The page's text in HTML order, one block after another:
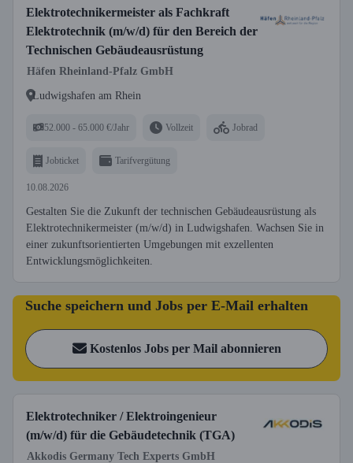
Elektrotechnikermeister als Fachkraft
Elektrotechnik (m/w/d) für den Bereich der
Technischen Gebäudeausrüstung
Häfen Rheinland-Pfalz GmbH
Ludwigshafen am Rhein
52.000 - 65.000 €/Jahr Vollzeit Jobrad
Jobticket Tarifvergütung
10.08.2026
Gestalten Sie die Zukunft der technischen Gebäudeausrüstung als
Elektrotechnikermeister (m/w/d) in Ludwigshafen. Wachsen Sie in
einer zukunftsorientierten Umgebungen mit exzellenten
Entwicklungsmöglichkeiten.
Suche speichern und Jobs per E-Mail erhalten
Kostenlos Jobs per Mail abonnieren
Elektrotechniker / Elektroingenieur
(m/w/d) für die Gebäudetechnik (TGA)
Akkodis Germany Tech Experts GmbH